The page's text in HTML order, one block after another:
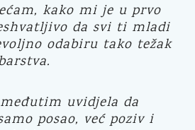
kako mi je u prvo
da svi ti mladi
odabiru tako težak
uvidjela da
posao, već poziv i